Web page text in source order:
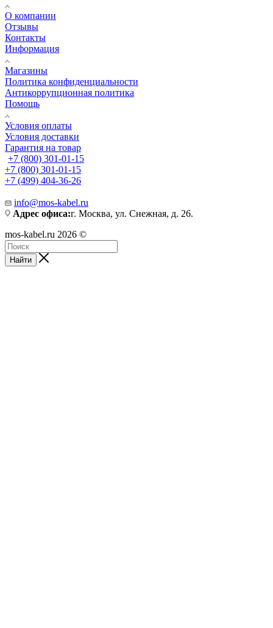
О компании
Отзывы
Контакты
Информация
Магазины
Политика конфиденциальности
Антикоррупционная политика
Помощь
Условия оплаты
Условия доставки
Гарантия на товар
+7 (800) 301-01-15
+7 (800) 301-01-15
+7 (499) 404-36-26
info@mos-kabel.ru
Адрес офиса:г. Москва, ул. Снежная, д. 26.
mos-kabel.ru 2026 ©
Найти